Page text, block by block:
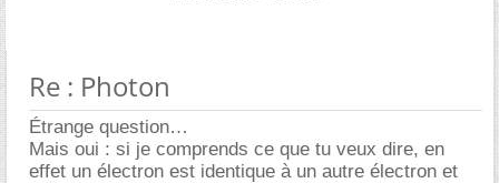
Re : Photon
Étrange question
Mais oui : si je comprends ce que tu veux dire, en
effet un électron est identique à un autre électron et